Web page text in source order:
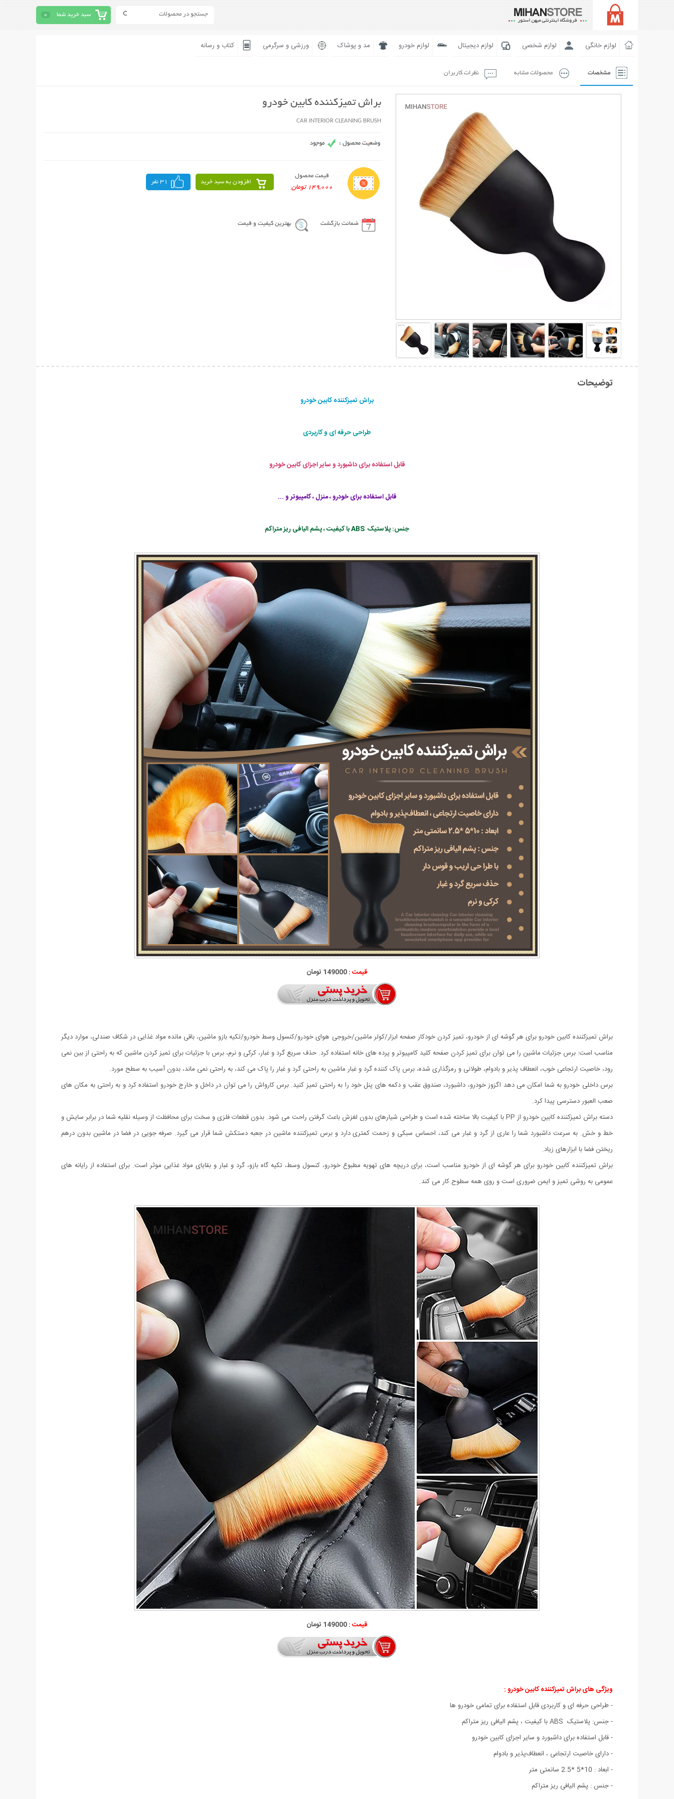
سبد خرید شما 0
لوازم خانگی لوازم شخصی لوازم دیجیتال لوازم خودرو مد و پوشاک ورزشی و سرگرمی کتاب و رسانه
مشخصات محصولات مشابه نظرات کاربران
براش تمیزکننده کابین خودرو
CAR INTERIOR CLEANING BRUSH
قیمت محصول
149,000 تومان
افزودن به سبد خرید 31 نفر
ضمانت بازگشت بهترین کیفیت و قیمت
توضیحات
براش تمیزکننده کابین خودرو
طراحی حرفه ای و کاربردی
قابل استفاده برای داشبورد و سایر اجزای کابین خودرو
قابل استفاده برای خودرو ، منزل ، کامپیوتر و ...
جنس: پلاستیک ABS با کیفیت ، پشم الیافی ریز متراکم
قیمت :149000 تومان
براش تمیزکننده کابین خودرو برای هر گوشه ای از خودرو، تمیز کردن خودکار صفحه ابزار/کولر ماشین/خروجی هوای خودرو/کنسول وسط خودرو/تکیه بازو ماشین، باقی مانده مواد غذایی در شکاف صندلی، موارد دیگر
مناسب است: برس جزئیات ماشین را می توان برای تمیز کردن صفحه کلید کامپیوتر و پرده های خانه استفاده کرد. حذف سریع گرد و غبار، کرکی و نرم، برس با جزئیات برای تمیز کردن ماشین که به راحتی از بین نمی
رود، خاصیت ارتجاعی خوب، انعطاف پذیر و بادوام، طولانی و رمزگذاری شده، برس پاک کننده گرد و غبار ماشین به راحتی گرد و غبار را پاک می کند، به راحتی نمی ماند، بدون آسیب به سطح مورد.
برس داخلی خودرو به شما امکان می دهد اگزوز خودرو، داشبورد، صندوق عقب و دکمه های پنل خود را به راحتی تمیز کنید. برس کارواش را می توان در داخل و خارج خودرو استفاده کرد و به راحتی به مکان های
صعب العبور دسترسی پیدا کرد.
دسته براش تمیزکننده کابین خودرو از PP با کیفیت بالا ساخته شده است و طراحی شیارهای بدون لغزش باعث گرفتن راحت می شود. بدون قطعات فلزی و سخت برای محافظت از وسیله نقلیه شما در برابر سایش و
خط و خش. به سرعت داشبورد شما را عاری از گرد و غبار می کند، احساس سبکی و زحمت کمتری دارد و برس تمیزکننده ماشین در جعبه دستکش شما قرار می گیرد. صرفه جویی در فضا در ماشین بدون درهم
ریختن فضا با ابزارهای زیاد.
براش تمیزکننده کابین خودرو برای هر گوشه ای از خودرو مناسب است، برای دریچه های تهویه مطبوع خودرو، کنسول وسط، تکیه گاه بازو، گرد و غبار و بقایای مواد غذایی موثر است. برای استفاده از رایانه های
عمومی به روشی تمیز و ایمن ضروری است و روی همه سطوح کار می کند.
قیمت :149000 تومان
ویژگی های براش تمیزکننده کابین خودرو :
- طراحی حرفه ای و کاربردی قابل استفاده برای تمامی خودرو ها
- جنس: پلاستیک ABS با کیفیت ، پشم الیافی ریز متراکم
- قابل استفاده برای داشبورد و سایر اجزای کابین خودرو
- دارای خاصیت ارتجاعی ، انعطاف‌پذیر و بادوام
- ابعاد : 10*5 *2.5 سانمتی متر
- جنس : پشم الیافی ریز متراکم